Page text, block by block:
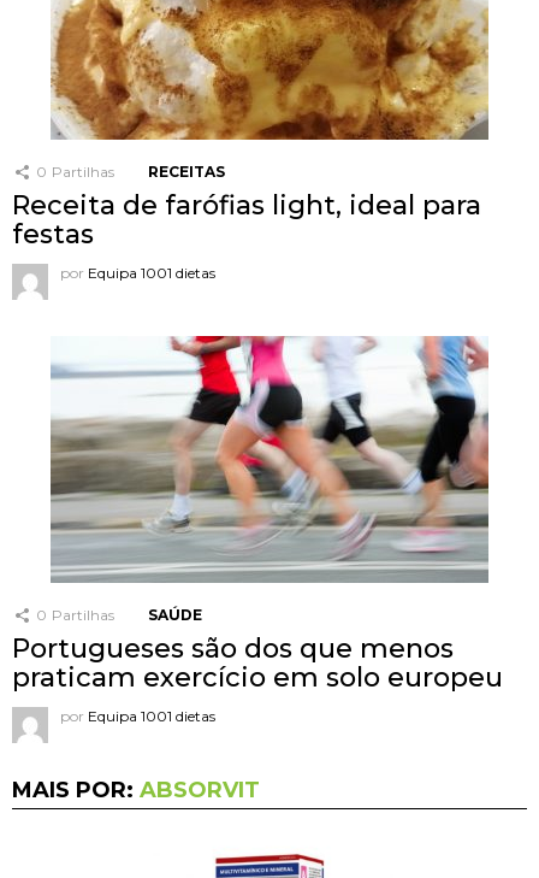
0 Partilhas RECEITAS
Receita de farófias light, ideal para
festas
por Equipa 1001 dietas
0 Partilhas SAÚDE
Portugueses são dos que menos
praticam exercício em solo europeu
por Equipa 1001 dietas
MAIS POR: ABSORVIT